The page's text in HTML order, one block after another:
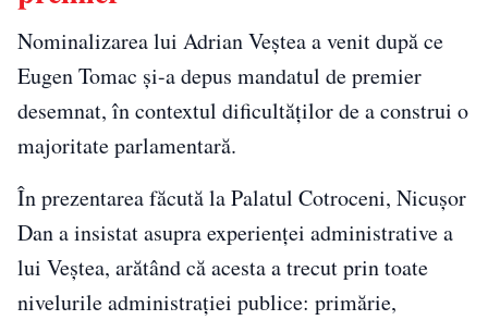
Nominalizarea lui Adrian Veștea a venit după ce
Eugen Tomac și-a depus mandatul de premier
desemnat, în contextul dificultăților de a construi o
majoritate parlamentară.
În prezentarea făcută la Palatul Cotroceni, Nicușor
Dan a insistat asupra experienței administrative a
lui Veștea, arătând că acesta a trecut prin toate
nivelurile administrației publice: primărie,